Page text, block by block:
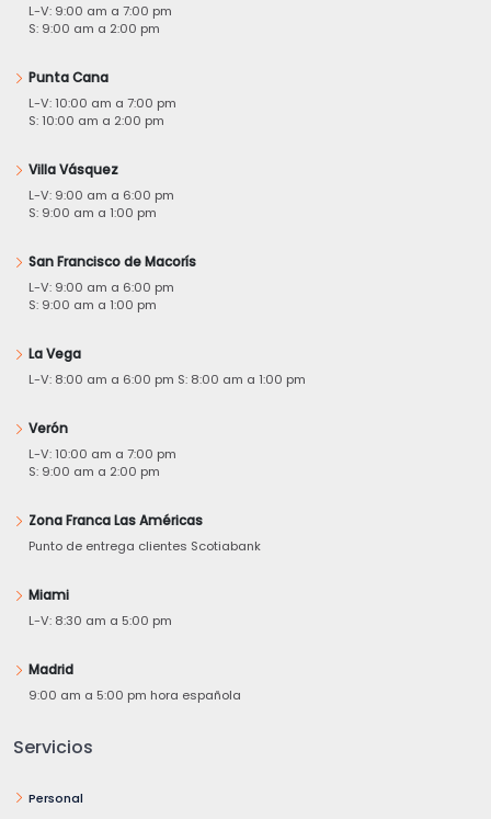
L-V: 9:00 am a 7:00 pm
S: 9:00 am a 2:00 pm
Punta Cana
L-V: 10:00 am a 7:00 pm
S: 10:00 am a 2:00 pm
Villa Vásquez
L-V: 9:00 am a 6:00 pm
S: 9:00 am a 1:00 pm
San Francisco de Macorís
L-V: 9:00 am a 6:00 pm
S: 9:00 am a 1:00 pm
La Vega
L-V: 8:00 am a 6:00 pm S: 8:00 am a 1:00 pm
Verón
L-V: 10:00 am a 7:00 pm
S: 9:00 am a 2:00 pm
Zona Franca Las Américas
Punto de entrega clientes Scotiabank
Miami
L-V: 8:30 am a 5:00 pm
Madrid
9:00 am a 5:00 pm hora española
Servicios
Personal